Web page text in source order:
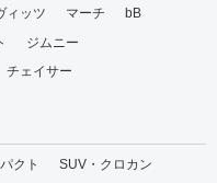
ィッツ マーチ
bB
ジムニー
チェイサー
クト
SUV・クロカン